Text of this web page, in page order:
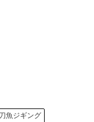
魚ジギング